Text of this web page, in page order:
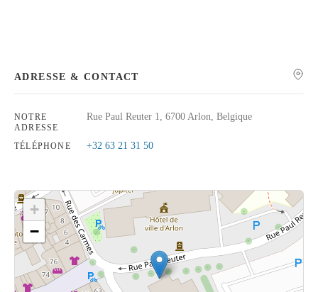
Rechercher
ADRESSE & CONTACT
NOTRE
ADRESSE
Rue Paul Reuter 1, 6700 Arlon, Belgique
TÉLÉPHONE +32 63 21 31 50
Cliquez sur le bouton pour afficher la carte.
Voir la carte
+
−